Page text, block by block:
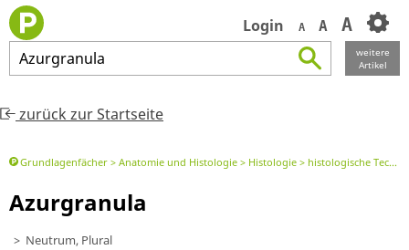
Login A A A
Azurgranula
weitere
Artikel
zurück zur Startseite
Grundlagenfächer Anatomie und Histologie Histologie histologische Techniken
Azurgranula
Neutrum, Plural